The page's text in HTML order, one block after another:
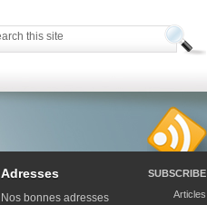
Adresses
Nos bonnes adresses
SUBSCRIBE
Articles